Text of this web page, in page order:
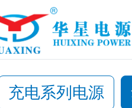
充电系列电源